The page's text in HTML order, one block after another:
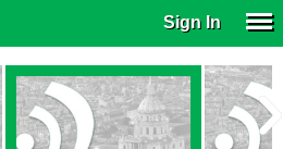
Sign In